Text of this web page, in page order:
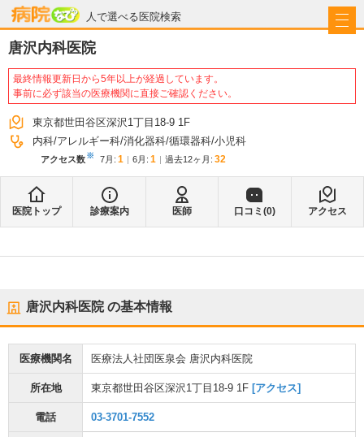
人で選べる医院検索
病院なび
唐沢内科医院
最終情報更新日から5年以上が経過しています。
事前に必ず該当の医療機関に直接ご確認ください。
東京都世田谷区深沢1丁目18-9 1F
内科 アレルギー科 消化器科 循環器科 小児科
アクセス数※ 7月 : 1 6月 : 1 過去12ヶ月: 32
医院トップ 診療案内 医師 口コミ(0) アクセス
唐沢内科医院の基本情報
医療機関名 医療法人社団医泉会 唐沢内科医院
所在地 東京都世田谷区深沢1丁目18-9 1F [アクセス]
電話 03-3701-7552